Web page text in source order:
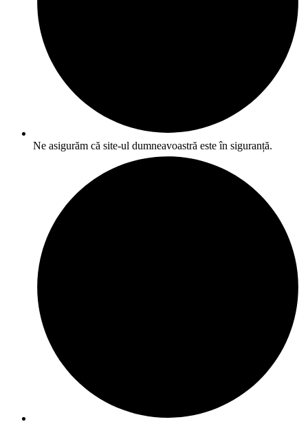
Ne asigurăm că site-ul dumneavoastră este în siguranță.